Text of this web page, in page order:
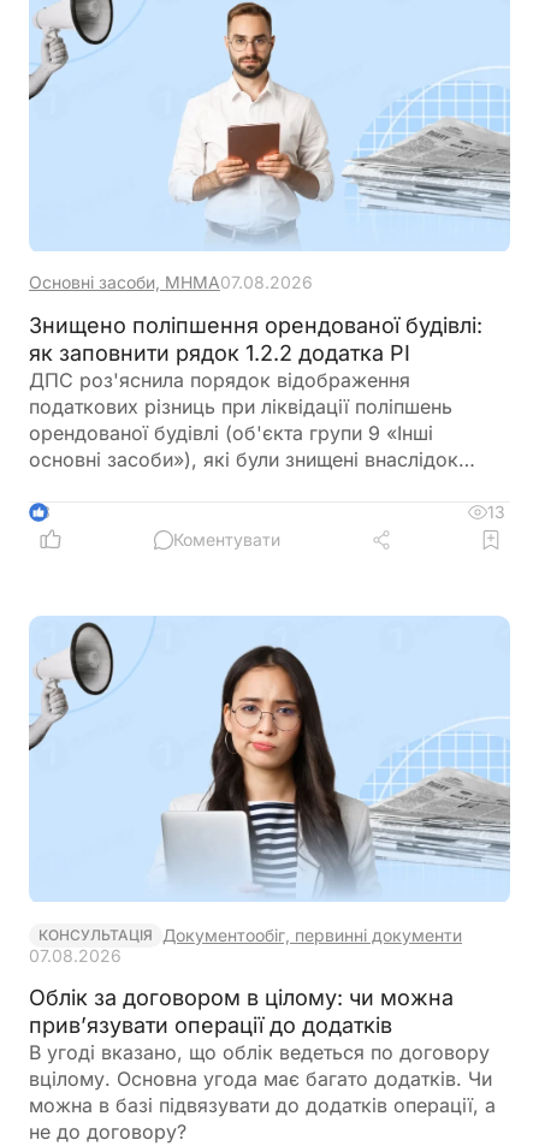
Основні засоби, МНМА07.08.2026
Знищено поліпшення орендованої будівлі:
як заповнити рядок 1.2.2 додатка РІ
ДПС роз'яснила порядок відображення
податкових різниць при ліквідації поліпшень
орендованої будівлі (об'єкта групи 9 «Інші
основні засоби»), які були знищені внаслідок
3
13
Коментувати
КОНСУЛЬТАЦІЯ Документообіг, первинні документи
07.08.2026
Облік за договором в цілому: чи можна
прив’язувати операції до додатків
В угоді вказано, що облік ведеться по договору
вцілому. Основна угода має багато додатків. Чи
можна в базі підвязувати до додатків операції, а
не до договору?